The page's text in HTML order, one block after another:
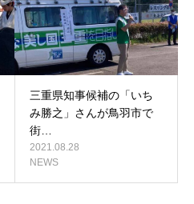
三重県知事候補の「いち
み勝之」さんが鳥羽市で
街…
2021.08.28
NEWS